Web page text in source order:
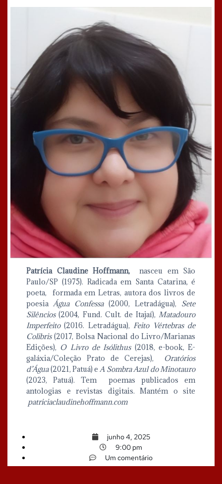
Patrícia Claudine Hoffmann,
nasceu em São
Paulo/SP (1975). Radicada em Santa Catarina, é
poeta, formada em Letras, autora dos livros de
poesiaÁgua Confessa(2000, Letradágua), Sete
Silêncios(2004, Fund. Cult. de Itajaí),Matadouro
Imperfeito(2016. Letradágua),Feito Vértebras de
Colibris(2017, Bolsa Nacional do Livro/Marianas
Edições), O Livro de Isólithus(2018, e-book, E-
galáxia/Coleção Prato de Cerejas), Oratórios
d’Água(2021, Patuá) eA Sombra Azul do Minotauro
(2023, Patuá). Tem poemas publicados em
antologias e revistas digitais. Mantém o site
patriciaclaudinehoffmann.com
junho 4, 2025
9:00 pm
Um comentário